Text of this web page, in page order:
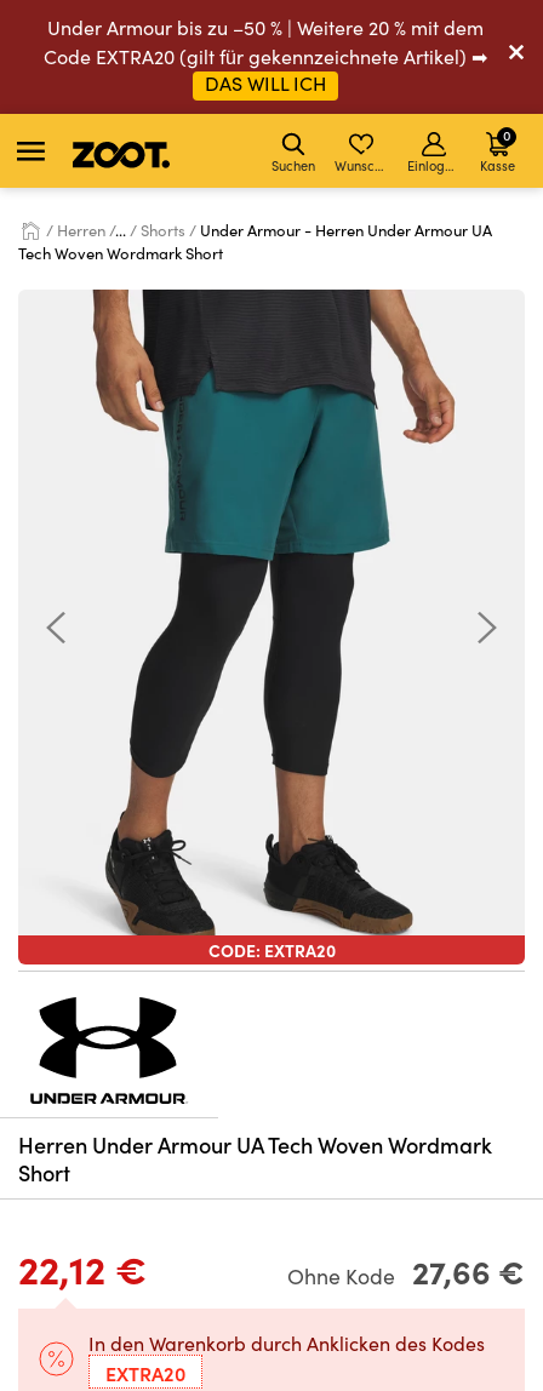
Under Armour bis zu –50 % | Weitere 20 % mit dem
Code EXTRA20 (gilt für gekennzeichnete Artikel) ➡
DAS WILL ICH
Suchen Wunschliste Einloggen Kasse
0
Herren ... Shorts
Under Armour - Herren Under Armour UA
Tech Woven Wordmark Short
CODE: EXTRA20
Herren Under Armour UA Tech Woven Wordmark
Short
22,12 € Ohne Kode 27,66 €
In den Warenkorb durch Anklicken des Kodes
EXTRA20